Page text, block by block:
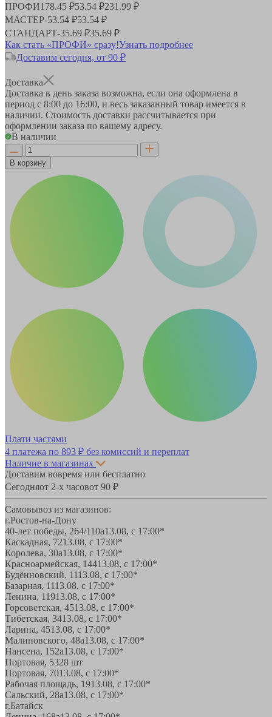
ПРОФИ178.45 ₽53.54 ₽231.99 ₽
МАСТЕР-53.54 ₽53.54 ₽
СТАНДАРТ-35.69 ₽35.69 ₽
Как стать «ПРОФИ» сразу!Узнать подробнее
Доставим сегодня, от 90 ₽
Доставка
Доставка в день заказа возможна, если она оформлена в
период с 8:00 до 16:00, и весь заказанный товар имеется в
наличии. Стоимость доставки рассчитывается при
оформлении заказа по вашему адресу.
В наличии
В корзину
Плати частями
4 платежа по 893 ₽ без комиссий и переплат
Наличие в магазинах
Доставим вовремя или бесплатно
Сегодняот 2-х часовот 90 ₽
Самовывоз из магазинов:
г.Ростов-на-Дону
40-лет победы, 264/110а13.08, с 17:00*
Каскадная, 7213.08, с 17:00*
Королева, 30а13.08, с 17:00*
Красноармейская, 14413.08, с 17:00*
Будённовский, 1113.08, с 17:00*
Базарная, 1113.08, с 17:00*
Ленина, 11913.08, с 17:00*
Горсоветская, 4513.08, с 17:00*
Тибетская, 3413.08, с 17:00*
Ларина, 4513.08, с 17:00*
Малиновского, 48а13.08, с 17:00*
Нансена, 152а13.08, с 17:00*
Портовая, 5328 шт
Портовая, 7013.08, с 17:00*
Рабочая площадь, 1913.08, с 17:00*
Сальский, 28a13.08, с 17:00*
г.Батайск